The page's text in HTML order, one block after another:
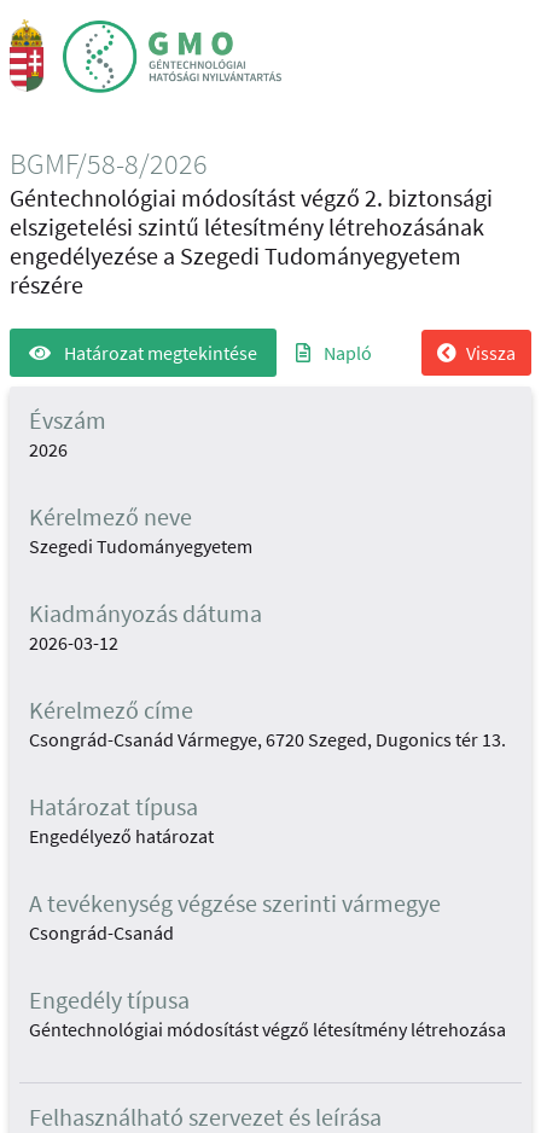
BGMF/58-8/2026
Géntechnológiai módosítást végző 2. biztonsági
elszigetelési szintű létesítmény létrehozásának
engedélyezése a Szegedi Tudományegyetem
részére
Határozat megtekintése Napló Vissza
Évszám
2026
Kérelmező neve
Szegedi Tudományegyetem
Kiadmányozás dátuma
2026-03-12
Kérelmező címe
Csongrád-Csanád Vármegye, 6720 Szeged, Dugonics tér 13.
Határozat típusa
Engedélyező határozat
A tevékenység végzése szerinti vármegye
Csongrád-Csanád
Engedély típusa
Géntechnológiai módosítást végző létesítmény létrehozása
Felhasználható szervezet és leírása